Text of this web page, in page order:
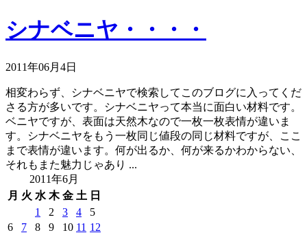
シナベニヤ・・・・
2011年06月4日
相変わらず、シナベニヤで検索してこのブログに入ってくだ
さる方が多いです。シナベニヤって本当に面白い材料です。
ベニヤですが、表面は天然木なので一枚一枚表情が違いま
す。シナベニヤをもう一枚同じ値段の同じ材料ですが、ここ
まで表情が違います。何が出るか、何が来るかわからない、
それもまた魅力じゃあり ...
2011年6月
月 火 水 木 金 土 日
1
2 3 4
5
6
7 8 9 10 11 12